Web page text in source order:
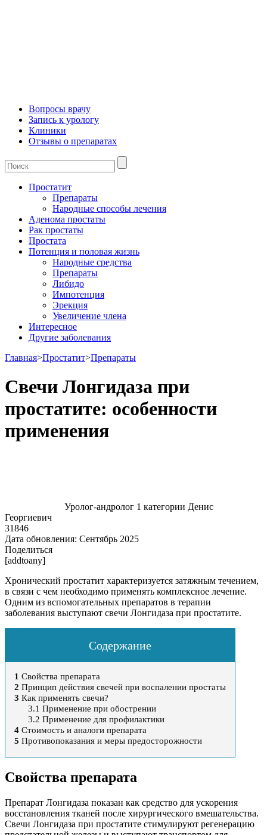
Вопросы врачу
Запись к урологу
Клиники
Отзывы о препаратах
Простатит
Препараты
Народные способы лечения
Аденома простаты
Рак простаты
Простата
Потенция и половая жизнь
Народные средства
Препараты
Либидо
Импотенция
Эрекция
Увеличение члена
Интересное
Другие заболевания
Главная>Простатит>Препараты
Свечи Лонгидаза при
простатите: особенности
применения
Уролог-андролог 1 категории Денис
Георгиевич
31846
Дата обновления: Сентябрь 2025
Поделиться
[addtoany]
Хронический простатит характеризуется затяжным течением,
в связи с чем необходимо применять комплексное лечение.
Одним из вспомогательных препаратов в терапии
заболевания выступают свечи Лонгидаза при простатите.
Содержание
1 Свойства препарата
2 Принцип действия свечей при воспалении простаты
3 Как применять свечи?
3.1 Применение при обострении
3.2 Применение для профилактики
4 Стоимость и аналоги препарата
5 Противопоказания и меры предосторожности
Свойства препарата
Препарат Лонгидаза показан как средство для ускорения
восстановления тканей после хирургического вмешательства.
Свечи Лонгидаза при простатите стимулируют регенерацию